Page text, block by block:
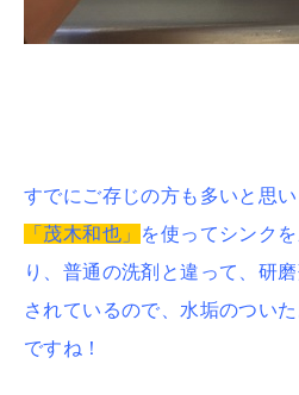
すでにご存じの方も多いと思
「茂木和也」 を使ってシンク
り、普通の洗剤と違って、研
されているので、水垢のつい
ですね！